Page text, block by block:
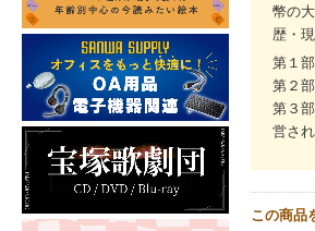
幣の
歴・
第１
第２
第３
営さ
この商品